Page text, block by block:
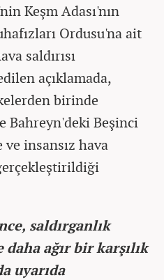
Keşm Adası'nın
Ordusu'na ait
saldırısı
açıklamada,
birinde
Bahreyn'deki Beşinci
insansız hava
saldırganlık
ağır bir karşılık
uyarıda